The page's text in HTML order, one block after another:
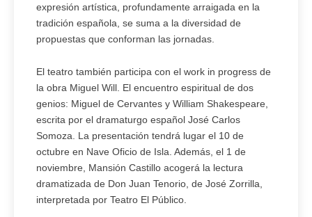
expresión artística, profundamente arraigada en la
tradición española, se suma a la diversidad de
propuestas que conforman las jornadas.
El teatro también participa con el work in progress de
la obra Miguel Will. El encuentro espiritual de dos
genios: Miguel de Cervantes y William Shakespeare,
escrita por el dramaturgo español José Carlos
Somoza. La presentación tendrá lugar el 10 de
octubre en Nave Oficio de Isla. Además, el 1 de
noviembre, Mansión Castillo acogerá la lectura
dramatizada de Don Juan Tenorio, de José Zorrilla,
interpretada por Teatro El Público.